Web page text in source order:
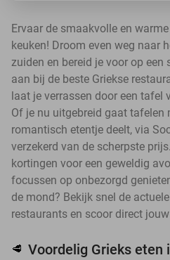
Ervaar de smaakvolle en
keuken! Droom even weg naar
zuiden en bereid je voor op
aan bij de beste Griekse
laat je verrassen door een tafel
Of je nu uitgebreid gaat tafelen
romantisch etentje deelt, via
verzekerd van de scherpste
kortingen voor een geweldig
focussen op onbezorgd
de mond? Bekijk snel de
restaurants en scoor direct
🥩 Voordelig Grieks eten